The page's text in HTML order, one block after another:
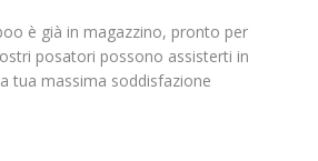
è già in magazzino, pronto per
posatori possono assisterti in
tua massima soddisfazione